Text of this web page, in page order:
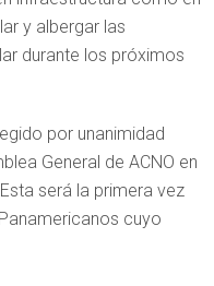
y albergar las
durante los próximos
por unanimidad
General de ACNO en
será la primera vez
cuyo